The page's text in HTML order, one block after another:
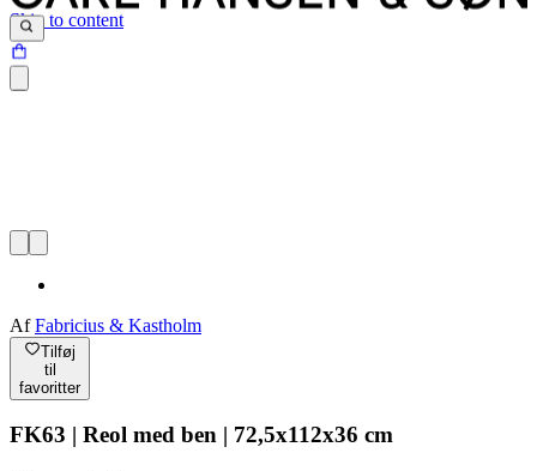
Skip to content
AfFabricius & Kastholm
Tilføj
til
favoritter
FK63 | Reol med ben | 72,5x112x36 cm